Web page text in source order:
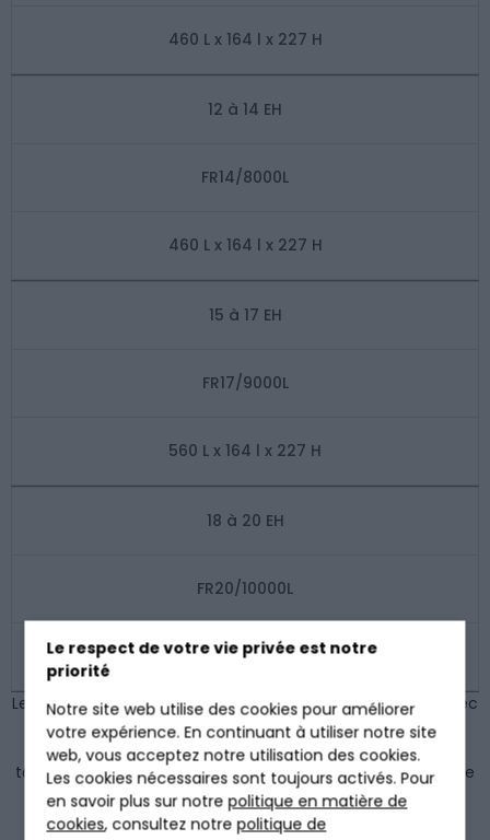
Le respect de votre vie privée est notre
priorité
Notre site web utilise des cookies pour améliorer
votre expérience. En continuant à utiliser notre site
web, vous acceptez notre utilisation des cookies.
Les cookies nécessaires sont toujours activés. Pour
en savoir plus sur notrepolitique en matière de
cookies, consultez notrepolitique de
460 L x 164 l x 227 H
12 à 14 EH
FR14/8000L
460 L x 164 l x 227 H
15 à 17 EH
FR17/9000L
560 L x 164 l x 227 H
18 à 20 EH
FR20/10000L
660 L x 164 l x 227 H
Le nombre de pièces dans une résidence est à prendre avec
précaution.En effet, seules les recommandations
duSPANCsont certifiées et sont à prendre en compte.
tableau ci-dessus vous donne l’opportunité d’avoir une idée
du produit idéal pour vous.